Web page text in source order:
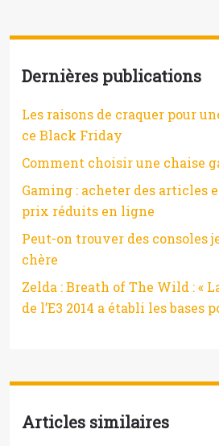
Dernières publications
Les raisons de craquer pour
ce Black Friday
Comment choisir une chaise
Gaming : acheter des articles
prix réduits en ligne
Peut-on trouver des consoles
chère
Zelda : Breath of The Wild : «
de l’E3 2014 a établi les bases
Articles similaires